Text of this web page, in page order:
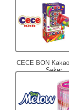
CECE BON
Şeker